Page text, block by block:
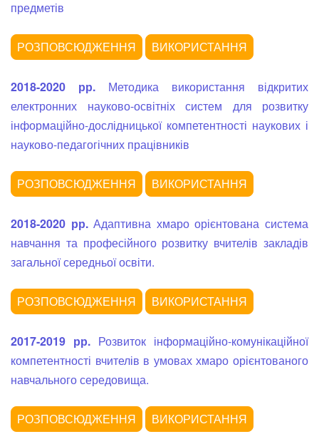
предметів
2018-2020 рр. Методика використання відкритих
електронних науково-освітніх систем для розвитку
інформаційно-дослідницької компетентності наукових і
науково-педагогічних працівників
2018-2020 рр.Адаптивна хмаро орієнтована система
навчання та професійного розвитку вчителів закладів
загальної середньої освіти.
2017-2019 рр. Розвиток інформаційно-комунікаційної
компетентності вчителів в умовах хмаро орієнтованого
навчального середовища.